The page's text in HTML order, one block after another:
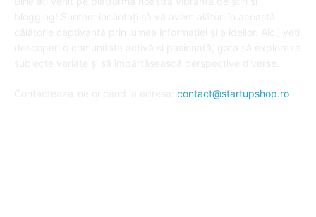
contact@startupshop.ro